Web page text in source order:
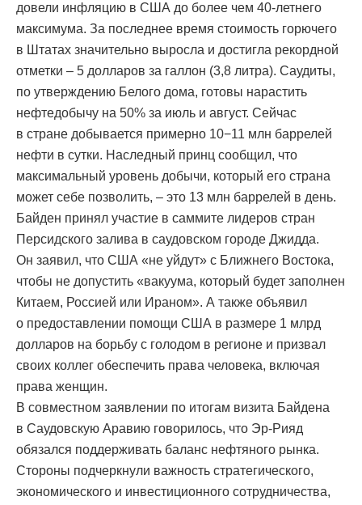
довели инфляцию в США до более чем 40-летнего
максимума. За последнее время стоимость горючего
в Штатах значительно выросла и достигла рекордной
отметки – 5 долларов за галлон (3,8 литра). Саудиты,
по утверждению Белого дома, готовы нарастить
нефтедобычу на 50% за июль и август. Сейчас
в стране добывается примерно 10−11 млн баррелей
нефти в сутки. Наследный принц сообщил, что
максимальный уровень добычи, который его страна
может себе позволить, – это 13 млн баррелей в день.
Байден принял участие в саммите лидеров стран
Персидского залива в саудовском городе Джидда.
Он заявил, что США «не уйдут» с Ближнего Востока,
чтобы не допустить «вакуума, который будет заполнен
Китаем, Россией или Ираном». А также объявил
о предоставлении помощи США в размере 1 млрд
долларов на борьбу с голодом в регионе и призвал
своих коллег обеспечить права человека, включая
права женщин.
В совместном заявлении по итогам визита Байдена
в Саудовскую Аравию говорилось, что Эр-Рияд
обязался поддерживать баланс нефтяного рынка.
Стороны подчеркнули важность стратегического,
экономического и инвестиционного сотрудничества,